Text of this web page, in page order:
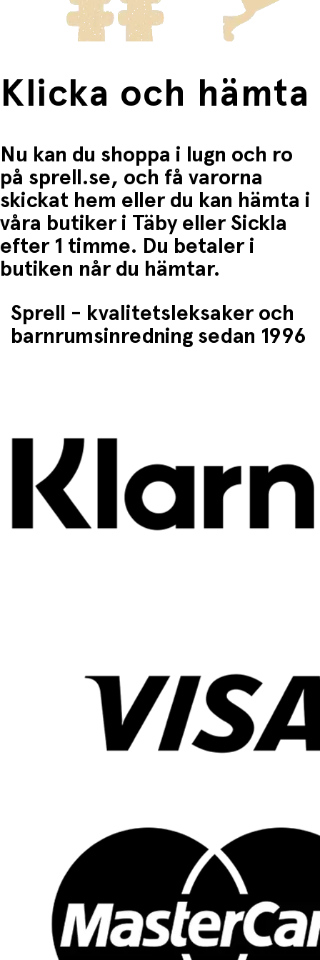
Fri frakt när du handlar för mer än 1500:-
Klicka och hämta
Nu kan du shoppa i lugn och ro
på sprell.se, och få varorna
skickat hem eller du kan hämta i
våra butiker i Täby eller Sickla
efter 1 timme. Du betaler i
butiken når du hämtar.
Sprell - kvalitetsleksaker och
barnrumsinredning sedan 1996